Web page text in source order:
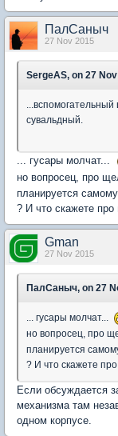
ПалСаныч
27 Nov 2015
SergeAS, on 27
сувальдный.
... гусары молчат...
но вопросец, про
планируется
? И что скажете
Gman
27 Nov 2015
ПалСаныч, on 27
... гусары молчат...
но вопросец, про
планируется
? И что скажете
Если обсуждается
механизма там
одном корпусе.